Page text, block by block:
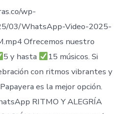
wp-
03/WhatsApp-Video-2025-
Ofrecemos nuestro
5 y hasta
15 músicos. Si
con ritmos vibrantes y
es la mejor opción.
RITMO Y ALEGRÍA